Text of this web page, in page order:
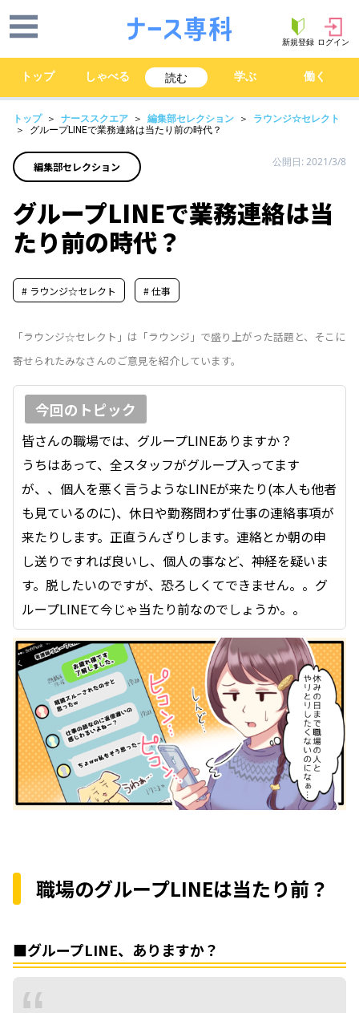
新規登録 ログイン
トップ しゃべる 読む 学ぶ 働く
トップ ＞ ナーススクエア ＞ 編集部セレクション ＞ ラウンジ☆セレクト
＞ グループLINEで業務連絡は当たり前の時代？
編集部セレクション 公開日: 2021/3/8
グループLINEで業務連絡は当
たり前の時代？
# ラウンジ☆セレクト # 仕事
「ラウンジ☆セレクト」は「ラウンジ」で盛り上がった話題と、そこに
寄せられたみなさんのご意見を紹介しています。
今回のトピック
皆さんの職場では、グループLINEありますか？
うちはあって、全スタッフがグループ入ってます
が、、個人を悪く言うようなLINEが来たり(本人も他者
も見ているのに)、休日や勤務問わず仕事の連絡事項が
来たりします。正直うんざりします。連絡とか朝の申
し送りですれば良いし、個人の事など、神経を疑いま
す。脱したいのですが、恐ろしくてできません。。グ
ループLINEて今じゃ当たり前なのでしょうか。。
職場のグループLINEは当たり前？
■グループLINE、ありますか？